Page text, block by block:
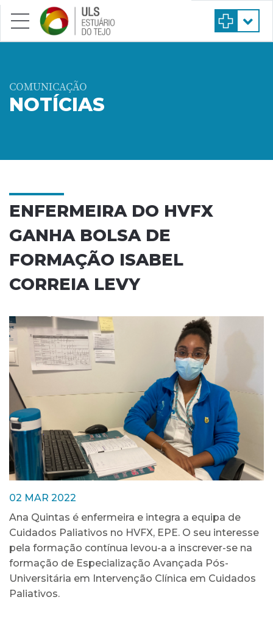
Saltar para conteúdo principal
COMUNICAÇÃO
NOTÍCIAS
ENFERMEIRA DO HVFX
GANHA BOLSA DE
FORMAÇÃO ISABEL
CORREIA LEVY
02 MAR 2022
Ana Quintas é enfermeira e integra a equipa de
Cuidados Paliativos no HVFX, EPE. O seu interesse
pela formação contínua levou-a a inscrever-se na
formação de Especialização Avançada Pós-
Universitária em Intervenção Clínica em Cuidados
Paliativos.